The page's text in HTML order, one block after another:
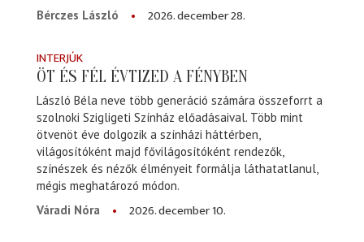
Bérczes László
2026. december 28.
INTERJÚK
ÖT ÉS FÉL ÉVTIZED A FÉNYBEN
László Béla neve több generáció számára összeforrt a
szolnoki Szigligeti Színház előadásaival. Több mint
ötvenöt éve dolgozik a színházi háttérben,
világosítóként majd fővilágosítóként rendezők,
színészek és nézők élményeit formálja láthatatlanul,
mégis meghatározó módon.
Váradi Nóra
2026. december 10.